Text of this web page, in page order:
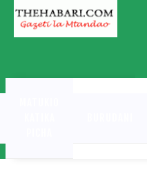
Skip
content